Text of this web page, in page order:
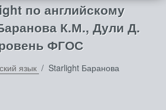
по английскому
К.М., Дули Д.
ФГОС
язык Starlight Баранова